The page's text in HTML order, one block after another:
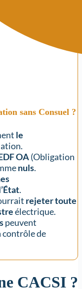
sans Consuel ?
le
OA(Obligation
nuls.
.
rejeter toute
électrique.
peuvent
contrôle de
CACSI ?